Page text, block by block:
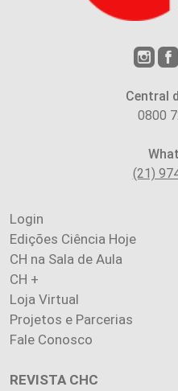
Central
0800
(21)
Login
Edições Ciência Hoje
CH na Sala de Aula
CH +
Loja Virtual
Projetos e Parcerias
Fale Conosco
REVISTA CHC